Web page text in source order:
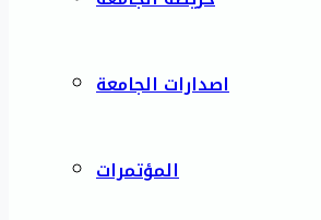
اصدارات الجامعة
المؤتمرات